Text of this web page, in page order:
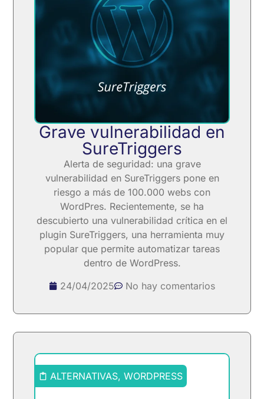
Grave vulnerabilidad en
SureTriggers
Alerta de seguridad: una grave
vulnerabilidad en SureTriggers pone en
riesgo a más de 100.000 webs con
WordPres. Recientemente, se ha
descubierto una vulnerabilidad crítica en el
plugin SureTriggers, una herramienta muy
popular que permite automatizar tareas
dentro de WordPress.
24/04/2025
No hay comentarios
ALTERNATIVAS,WORDPRESS